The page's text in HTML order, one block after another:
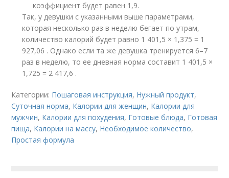
коэффициент будет равен 1,9.
Так, у девушки с указанными выше параметрами,
которая несколько раз в неделю бегает по утрам,
количество калорий будет равно 1 401,5 × 1,375 = 1
927,06 . Однако если та же девушка тренируется 6–7
раз в неделю, то ее дневная норма составит 1 401,5 ×
1,725 = 2 417,6 .
Категории: Пошаговая инструкция, Нужный продукт,
Суточная норма, Калории для женщин, Калории для
мужчин, Калории для похудения, Готовые блюда, Готовая
пища, Калории на массу, Необходимое количество,
Простая формула